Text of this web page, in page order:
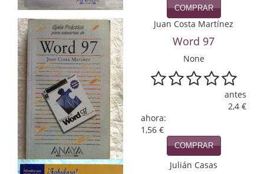
Infantil y juvenil
Infantil y juvenil. Nuevo!!
Infantil y juvenil. Nuevo!!!
Informática
Literatura fantástica
Literatura hispanoamericana
Local
COMPRAR
Juan Costa Martínez
Word 97
None
antes
2,4 €
ahora:
1,56 €
COMPRAR
Julián Casas